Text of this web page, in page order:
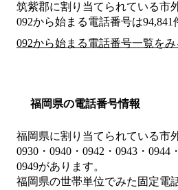
筑紫郡に割り当てられている市
092から始まる電話番号は94,841
092から始まる電話番号一覧をみ
福岡県の電話番号情報
福岡県に割り当てられている市
0930・0940・0942・0943・0944
0949があります。
福岡県の世帯単位でみた固定電